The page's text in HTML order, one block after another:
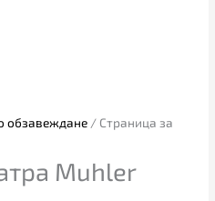
обзавеждане / Страница за
Muhler